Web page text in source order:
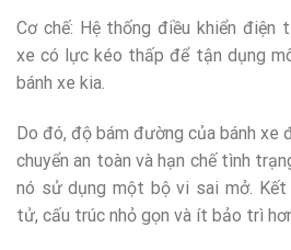
Cơ chế: Hệ thống điều khiển điện
xe có lực kéo thấp để tận dụng
bánh xe kia.
Do đó, độ bám đường của bánh xe
chuyển an toàn và hạn chế tình
nó sử dụng một bộ vi sai mở. Kết
tử, cấu trúc nhỏ gọn và ít bảo trì